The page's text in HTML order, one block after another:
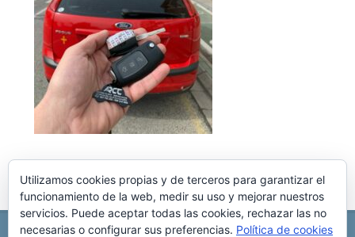
Utilizamos cookies propias y de terceros para garantizar el
funcionamiento de la web, medir su uso y mejorar nuestros
servicios. Puede aceptar todas las cookies, rechazar las no
necesarias o configurar sus preferencias. Política de cookies